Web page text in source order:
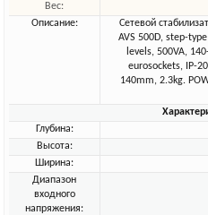
Вес:
Описание:
Сетевой
AVS 500D, step-
levels, 500VA,
eurosockets, IP-
140mm, 2.3kg.
Глубина:
Высота:
Ширина:
Диапазон
входного
напряжения: